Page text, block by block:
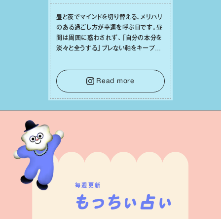
昼と夜でマインドを切り替える、メリハリ
のある過ごし⽅が幸運を呼ぶ⽇です。昼
間は周囲に惑わされず、「⾃分の本分を
淡々と全うする」ブレない軸をキープし
⾔葉に流されないよう、⼼にしっかりブ
レーキをかけること。この意識の切り替
えが、あなたに確かな安⼼感をもたらす
はずです。
Read more
毎週更新